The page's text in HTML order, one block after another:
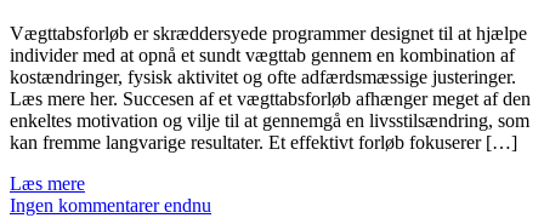
Vægttabsforløb er skræddersyede programmer designet til at hjælpe
individer med at opnå et sundt vægttab gennem en kombination af
kostændringer, fysisk aktivitet og ofte adfærdsmæssige justeringer.
Læs mere her. Succesen af et vægttabsforløb afhænger meget af den
enkeltes motivation og vilje til at gennemgå en livsstilsændring, som
kan fremme langvarige resultater. Et effektivt forløb fokuserer […]
Læs mere
Ingen kommentarer endnu